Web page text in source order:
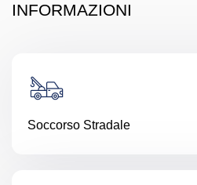
INFORMAZIONI
Soccorso Stradale